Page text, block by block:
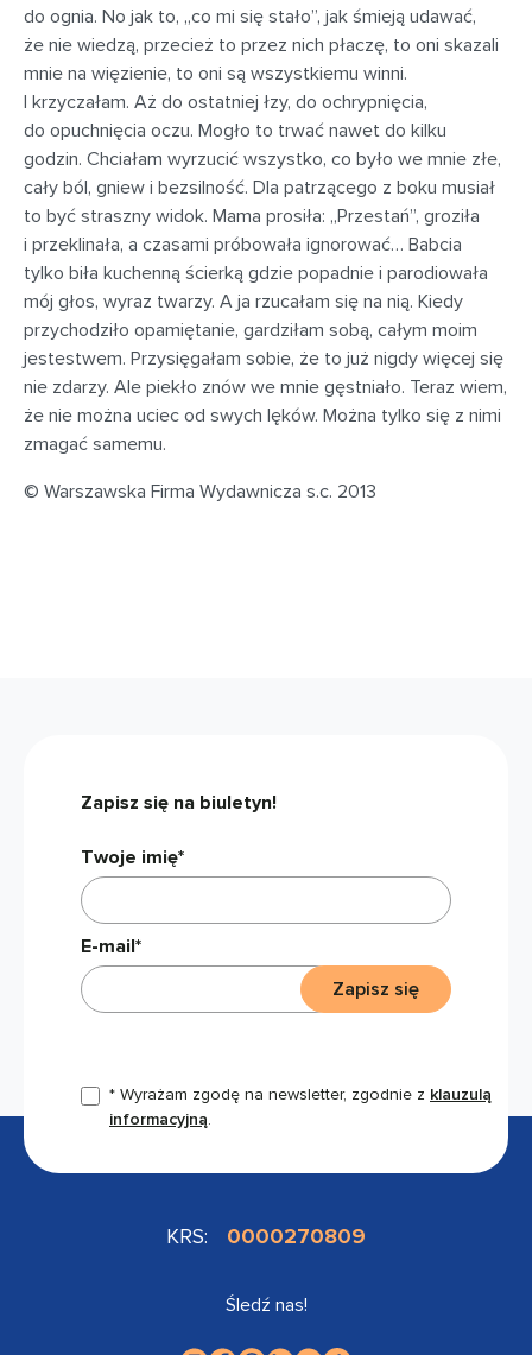
do ognia. No jak to, „co mi się stało”, jak śmieją udawać,
że nie wiedzą, przecież to przez nich płaczę, to oni skazali
mnie na więzienie, to oni są wszystkiemu winni.
I krzyczałam. Aż do ostatniej łzy, do ochrypnięcia,
do opuchnięcia oczu. Mogło to trwać nawet do kilku
godzin. Chciałam wyrzucić wszystko, co było we mnie złe,
cały ból, gniew i bezsilność. Dla patrzącego z boku musiał
to być straszny widok. Mama prosiła: „Przestań”, groziła
i przeklinała, a czasami próbowała ignorować… Babcia
tylko biła kuchenną ścierką gdzie popadnie i parodiowała
mój głos, wyraz twarzy. A ja rzucałam się na nią. Kiedy
przychodziło opamiętanie, gardziłam sobą, całym moim
jestestwem. Przysięgałam sobie, że to już nigdy więcej się
nie zdarzy. Ale piekło znów we mnie gęstniało. Teraz wiem,
że nie można uciec od swych lęków. Można tylko się z nimi
zmagać samemu.
© Warszawska Firma Wydawnicza s.c. 2013
Zapisz się na biuletyn!
Twoje imię*
E-mail*
* Wyrażam zgodę na newsletter, zgodnie z klauzulą
informacyjną.
Zapisz się
KRS: 0000270809
Śledź nas!